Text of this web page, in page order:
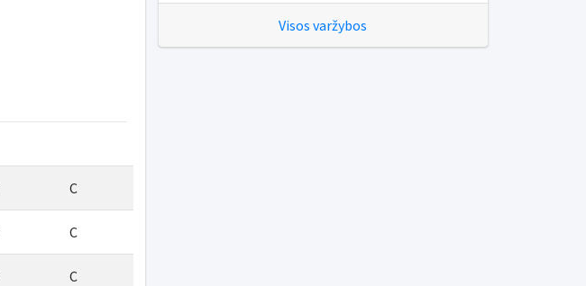
C
C
C
Visos varžybos